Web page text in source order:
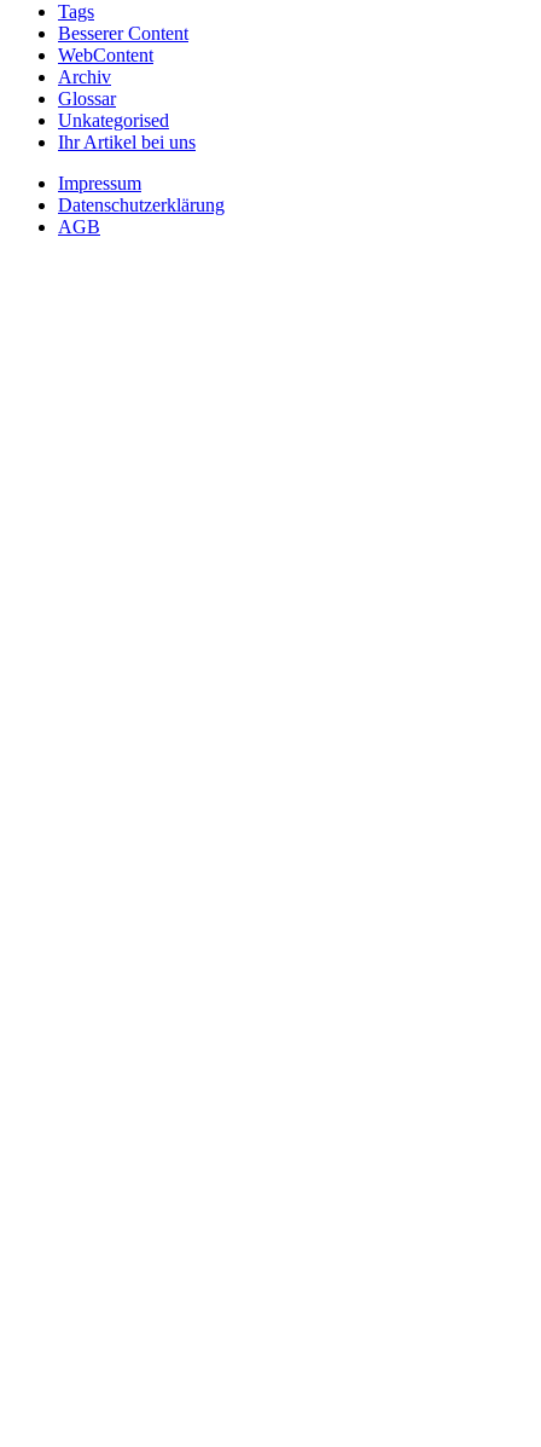
Tags
Besserer Content
WebContent
Archiv
Glossar
Unkategorised
Ihr Artikel bei uns
Impressum
Datenschutzerklärung
AGB